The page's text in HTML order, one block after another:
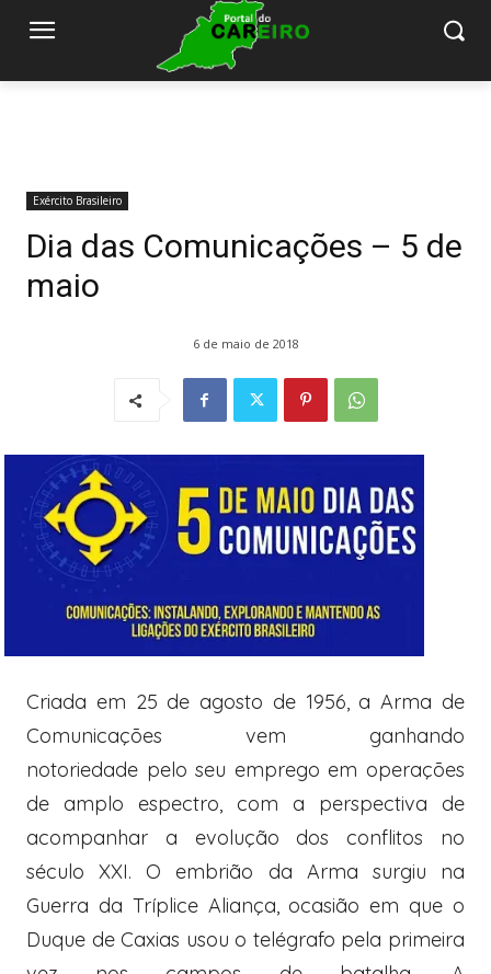
Exército Brasileiro
Dia das Comunicações – 5 de
maio
6 de maio de 2018
Criada em 25 de agosto de 1956, a Arma de
Comunicações vem ganhando
notoriedade pelo seu emprego em operações
de amplo espectro, com a perspectiva de
acompanhar a evolução dos conflitos no
século XXI. O embrião da Arma surgiu na
Guerra da Tríplice Aliança, ocasião em que o
Duque de Caxias usou o telégrafo pela primeira